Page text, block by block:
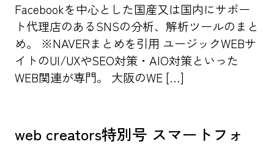
Facebookを中心とした国産又は国内にサポー
ト代理店のあるSNSの分析、解析ツールのまと
め。 ※NAVERまとめを引用 ユージックWEBサ
イトのUI/UXやSEO対策・AIO対策といった
WEB関連が専門。 大阪のWE […]
web creators特別号 スマートフォ